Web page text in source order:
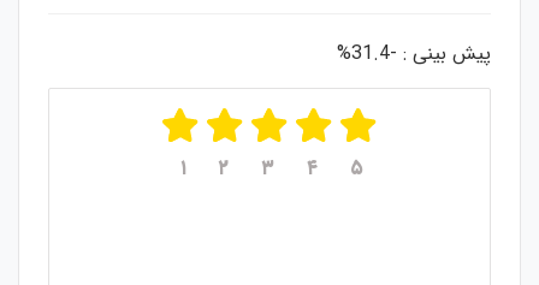
پیش بینی : -31.4%
۱ ۲ ۳ ۴ ۵